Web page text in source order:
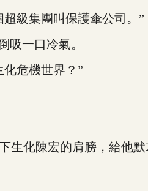
級集團叫保護傘公司。”
一口冷氣。
危機世界？”
化陳宏的肩膀，給他默